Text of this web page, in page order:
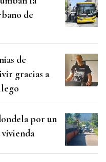
de
de
gracias a
por un